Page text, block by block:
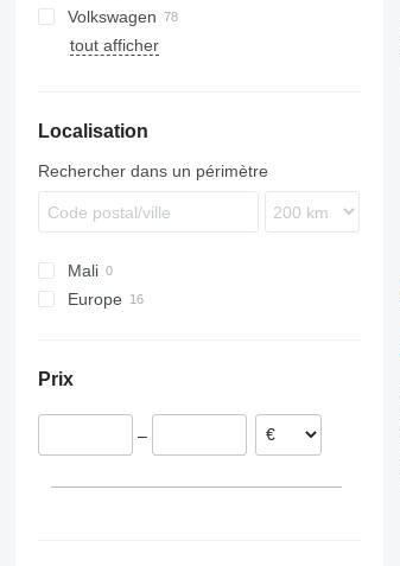
Viano
Vito
Vanette
Boxer 2.0
Boxer 2.2
Expert
Expert 2.0
Master
T-series
Hiace
Lite Ace
2206
Volkswagen
Caravelle
LT
Transporter
tout afficher
Localisation
Rechercher dans un périmètre
Mali
Europe
Roumanie
Espagne
Prix
–